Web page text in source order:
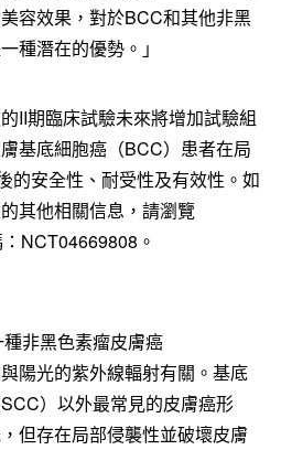
容效果，對於BCC和其他非黑
種潛在的優勢。」
II期臨床試驗未來將增加試驗組
基底細胞癌（BCC）患者在局
的安全性、耐受性及有效性。如
其他相關信息，請瀏覽
NCT04669808。
非黑色素瘤皮膚癌
陽光的紫外線輻射有關。基底
）以外最常見的皮膚癌形
但存在局部侵襲性並破壞皮膚